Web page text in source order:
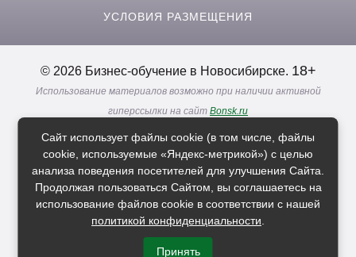
УСЛОВИЯ РАЗМЕЩЕНИЯ
© 2026 Бизнес-обучение в Новосибирске. 18+
Использование материалов возможно при наличии активной
гиперссылки на сайт Bonsk.ru
Реклама. Информация о рекламодателях по ссылкам
Политика в отношении обработки персональных данных
Расскажи друзьям о нас
Сайт использует файлы cookie (в том числе, файлы
cookie, используемые «Яндекс-метрикой») с целью
анализа поведения посетителей для улучшения Сайта.
Продолжая пользоваться Сайтом, вы соглашаетесь на
использование файлов cookie в соответствии с нашей
политикой конфиденциальности
Принять